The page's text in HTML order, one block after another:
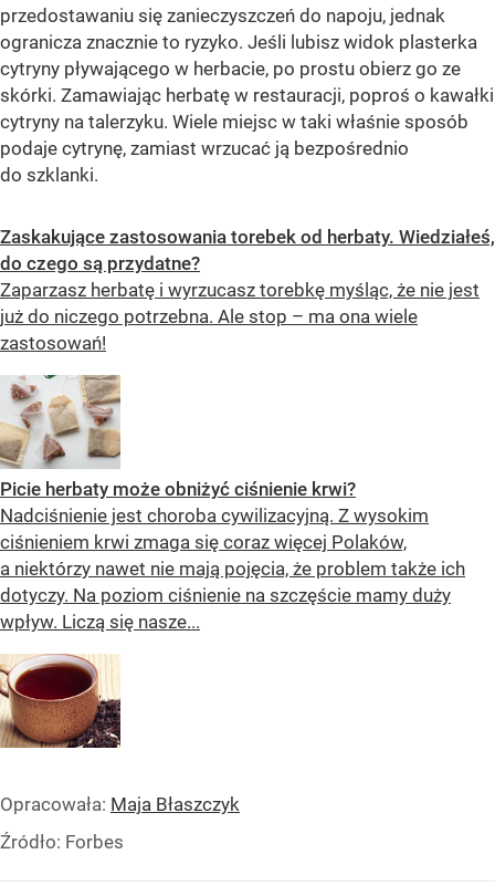
przedostawaniu się zanieczyszczeń do napoju, jednak
ogranicza znacznie to ryzyko. Jeśli lubisz widok plasterka
cytryny pływającego w herbacie, po prostu obierz go ze
skórki. Zamawiając herbatę w restauracji, poproś o kawałki
cytryny na talerzyku. Wiele miejsc w taki właśnie sposób
podaje cytrynę, zamiast wrzucać ją bezpośrednio
do szklanki.
Zaskakujące zastosowania torebek od herbaty. Wiedziałeś,
do czego są przydatne?
Zaparzasz herbatę i wyrzucasz torebkę myśląc, że nie jest
już do niczego potrzebna. Ale stop – ma ona wiele
zastosowań!
Picie herbaty może obniżyć ciśnienie krwi?
Nadciśnienie jest choroba cywilizacyjną. Z wysokim
ciśnieniem krwi zmaga się coraz więcej Polaków,
a niektórzy nawet nie mają pojęcia, że problem także ich
dotyczy. Na poziom ciśnienie na szczęście mamy duży
wpływ. Liczą się nasze...
Opracowała: Maja Błaszczyk
Źródło: Forbes